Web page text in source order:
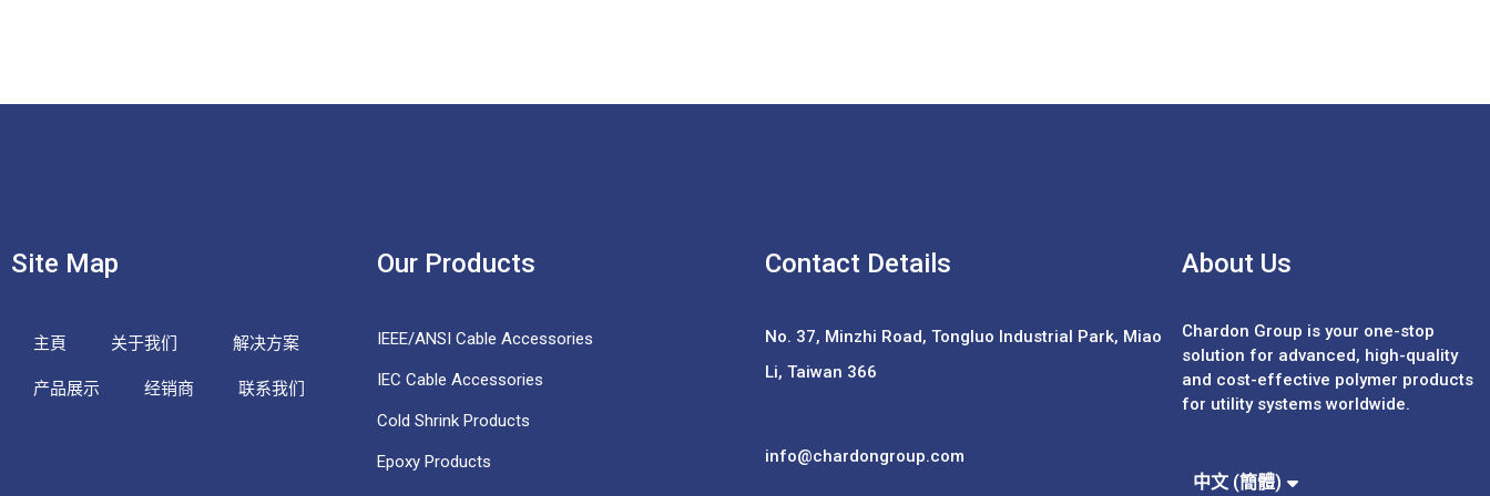
Site Map
主頁 关于我们 解决方案
产品展示 经销商 联系我们
Our Products
IEEE/ANSI Cable Accessories
IEC Cable Accessories
Cold Shrink Products
Epoxy Products
Contact Details
No. 37, Minzhi Road, Tongluo Industrial Park, Miao
Li, Taiwan 366
info@chardongroup.com
About Us
Chardon Group is your one-stop
solution for advanced, high-quality
and cost-effective polymer products
for utility systems worldwide.
中文 (簡體)
Español
English